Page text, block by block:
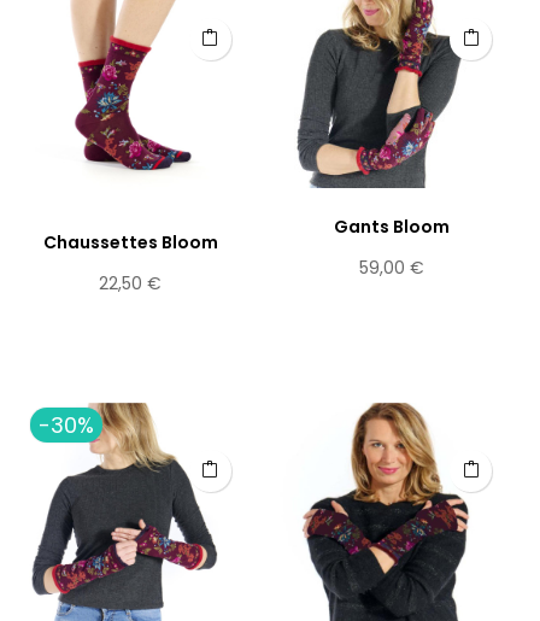
Chaussettes Bloom
Prix
22,50 €
Gants Bloom
Prix
59,00 €
-30%